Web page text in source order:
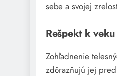
sebe a svojej
Rešpekt k
Zohľadnenie
zdôrazňujú jej